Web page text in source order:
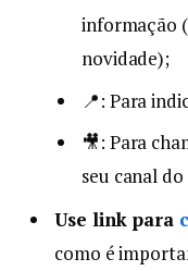
informação
novidade);
📍: Para
🎥: Para
seu canal do
Use link para
como é